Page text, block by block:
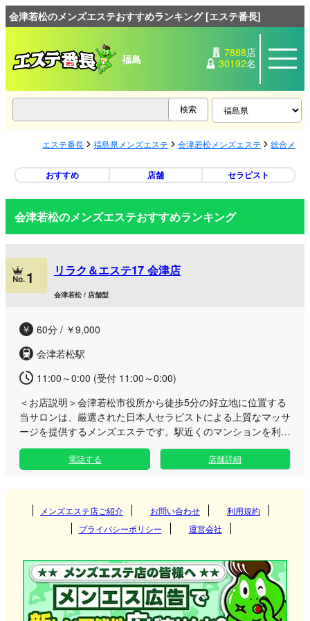
会津若松のメンズエステおすすめランキング [エステ番長]
福島 7888店
30192名
エステ番長 福島県メンズエステ 会津若松メンズエステ 総合メン
おすすめ 店舗 セラピスト
会津若松のメンズエステおすすめランキング
1 リラク＆エステ17 会津店
会津若松 / 店舗型
60分 / ￥9,000
会津若松駅
11:00～0:00 (受付 11:00～0:00)
＜お店説明＞会津若松市役所から徒歩5分の好立地に位置する
当サロンは、厳選された日本人セラピストによる上質なマッサ
ージを提供するメンズエステです。駅近くのマンションを利用
した完全個室で至高の癒やしをお届けします。 郡山や福島、
白河などでも広く展開している安心のブランドとして、多くの
クセスしやすいエリアにあり、専用の駐車場も完備しているた
め、お仕事帰りやお出かけの際にも気軽にお立ち寄りいただけ
る利便性が魅力です。 都会の喧騒から切り離された隠れ家の
ようなプライベート空間で、日常のストレスや疲労を忘れて心
てなしと極上のアロマトリートメントで、身体の芯からデトッ
クスされる贅沢なひとときをお楽しみください。
電話する 店舗詳細
メンズエステ店ご紹介 お問い合わせ
利用規約
プライバシーポリシー
運営会社